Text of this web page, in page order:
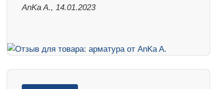
AnKa A., 14.01.2023